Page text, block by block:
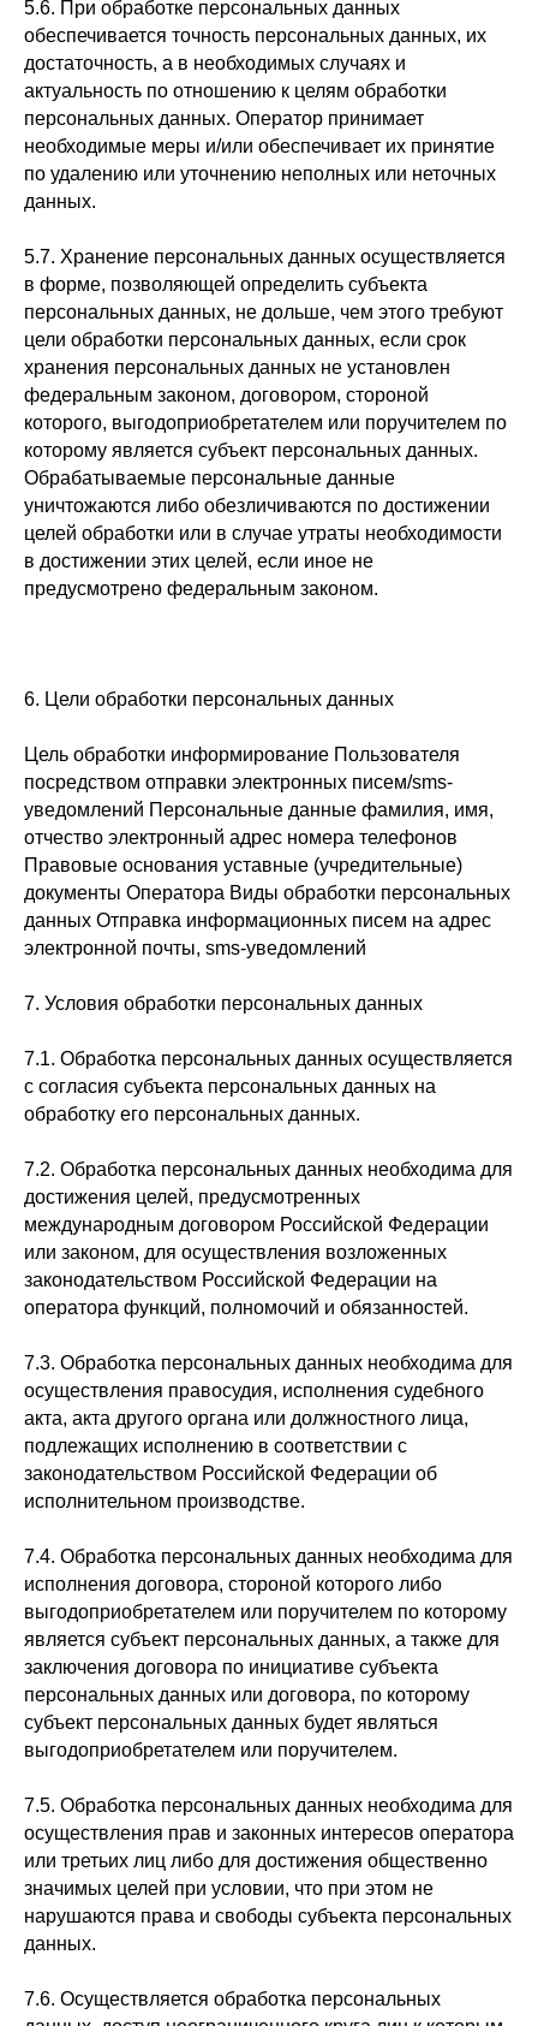
5.6. При обработке персональных данных
обеспечивается точность персональных данных, их
достаточность, а в необходимых случаях и
актуальность по отношению к целям обработки
персональных данных. Оператор принимает
необходимые меры и/или обеспечивает их принятие
по удалению или уточнению неполных или неточных
данных.
5.7. Хранение персональных данных осуществляется
в форме, позволяющей определить субъекта
персональных данных, не дольше, чем этого требуют
цели обработки персональных данных, если срок
хранения персональных данных не установлен
федеральным законом, договором, стороной
которого, выгодоприобретателем или поручителем по
которому является субъект персональных данных.
Обрабатываемые персональные данные
уничтожаются либо обезличиваются по достижении
целей обработки или в случае утраты необходимости
в достижении этих целей, если иное не
предусмотрено федеральным законом.
6. Цели обработки персональных данных
Цель обработки информирование Пользователя
посредством отправки электронных писем/sms-
уведомлений Персональные данные фамилия, имя,
отчество электронный адрес номера телефонов
Правовые основания уставные (учредительные)
документы Оператора Виды обработки персональных
данных Отправка информационных писем на адрес
электронной почты, sms-уведомлений
7. Условия обработки персональных данных
7.1. Обработка персональных данных осуществляется
с согласия субъекта персональных данных на
обработку его персональных данных.
7.2. Обработка персональных данных необходима для
достижения целей, предусмотренных
международным договором Российской Федерации
или законом, для осуществления возложенных
законодательством Российской Федерации на
оператора функций, полномочий и обязанностей.
7.3. Обработка персональных данных необходима для
осуществления правосудия, исполнения судебного
акта, акта другого органа или должностного лица,
подлежащих исполнению в соответствии с
законодательством Российской Федерации об
исполнительном производстве.
7.4. Обработка персональных данных необходима для
исполнения договора, стороной которого либо
выгодоприобретателем или поручителем по которому
является субъект персональных данных, а также для
заключения договора по инициативе субъекта
персональных данных или договора, по которому
субъект персональных данных будет являться
выгодоприобретателем или поручителем.
7.5. Обработка персональных данных необходима для
осуществления прав и законных интересов оператора
или третьих лиц либо для достижения общественно
значимых целей при условии, что при этом не
нарушаются права и свободы субъекта персональных
данных.
7.6. Осуществляется обработка персональных